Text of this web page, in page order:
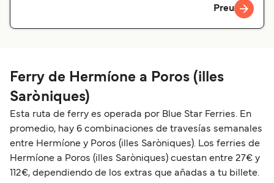
Preu
Ferry de Hermíone a Poros (illes
Saròniques)
Esta ruta de ferry es operada por Blue Star Ferries. En
promedio, hay 6 combinaciones de travesías semanales
entre Hermíone y Poros (illes Saròniques). Los ferries de
Hermíone a Poros (illes Saròniques) cuestan entre 27€ y
112€, dependiendo de los extras que añadas a tu billete.